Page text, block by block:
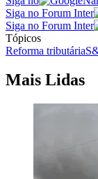
Siga no Forum Inter
Siga no Forum Inter
Tópicos
Reforma tributária
Mais Lidas